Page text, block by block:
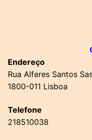
Endereço
Rua Alferes Santos
1800-011 Lisboa
Telefone
218510038